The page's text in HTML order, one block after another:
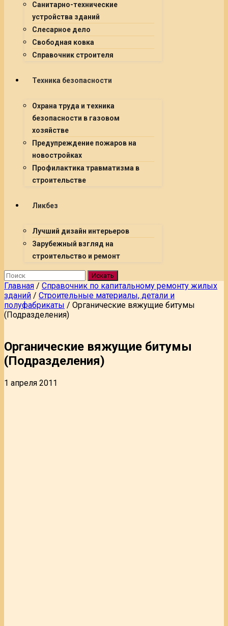
Санитарно-технические
устройства зданий
Слесарное дело
Свободная ковка
Справочник строителя
Техника безопасности
Охрана труда и техника
безопасности в газовом
хозяйстве
Предупреждение пожаров на
новостройках
Профилактика травматизма в
строительстве
Ликбез
Лучший дизайн интерьеров
Зарубежный взгляд на
строительство и ремонт
Искать
Главная / Справочник по капитальному ремонту жилых
зданий / Строительные материалы, детали и
полуфабрикаты / Органические вяжущие битумы
(Подразделения)
Органические вяжущие битумы
(Подразделения)
1 апреля 2011